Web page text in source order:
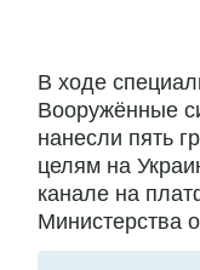
В ходе
Вооружённые
нанесли пять
целям на
канале на
Министерства